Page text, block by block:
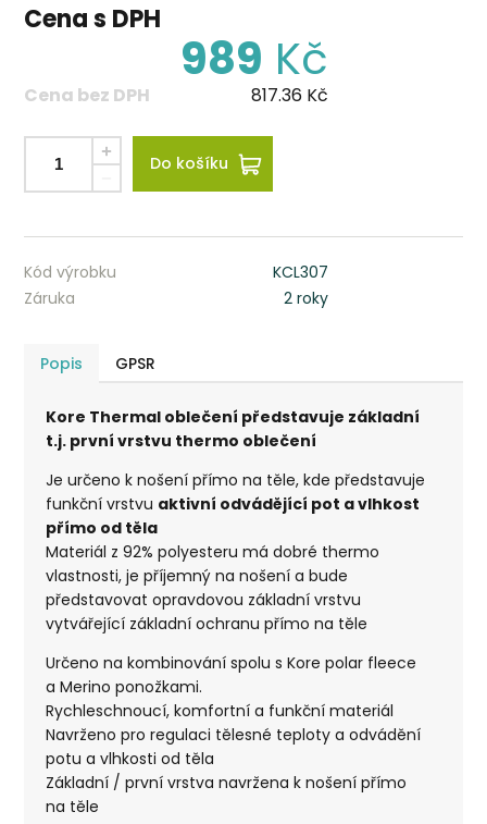
Cena s DPH
989 Kč
Cena bez DPH 817.36 Kč
Do košíku
Kód výrobku
KCL307
Záruka
2 roky
Popis GPSR
Kore Thermal oblečení představuje základní
t.j. první vrstvu thermo oblečení
Je určeno k nošení přímo na těle, kde představuje
funkční vrstvu aktivní odvádějící pot a vlhkost
přímo od těla
Materiál z 92% polyesteru má dobré thermo
vlastnosti, je příjemný na nošení a bude
představovat opravdovou základní vrstvu
vytvářející základní ochranu přímo na těle
Určeno na kombinování spolu s Kore polar fleece
a Merino ponožkami.
Rychleschnoucí, komfortní a funkční materiál
Navrženo pro regulaci tělesné teploty a odvádění
potu a vlhkosti od těla
Základní / první vrstva navržena k nošení přímo
na těle